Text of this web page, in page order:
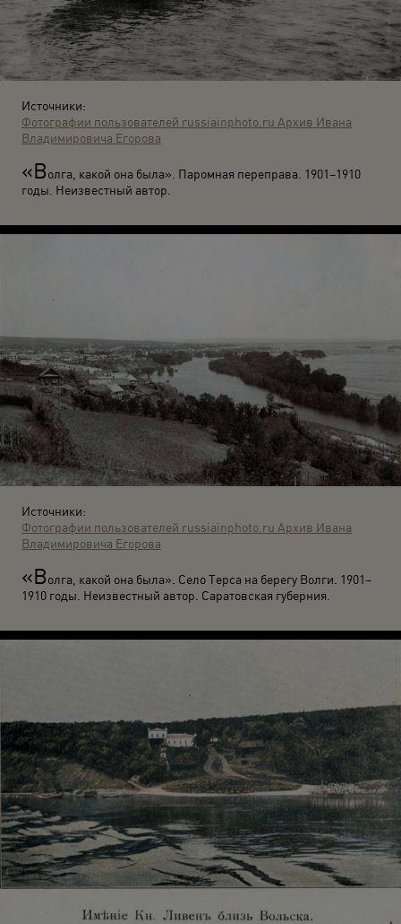
Источники:
Фотографии пользователей russiainphoto.ru Архив Ивана
Владимировича Егорова
«Волга, какой она была». Паромная переправа. 1901–1910
годы. Неизвестный автор.
Источники:
Фотографии пользователей russiainphoto.ru Архив Ивана
Владимировича Егорова
«Волга, какой она была». Село Терса на берегу Волги. 1901–
1910 годы. Неизвестный автор. Саратовская губерния.